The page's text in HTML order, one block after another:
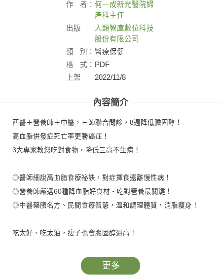
作 者： 何一成新光醫院婦
產科主任
出版
人類智庫數位科技
股份有限公司
類
別： 醫療保健
格
式： PDF
上架
2022/11/8
內容簡介
西醫＋營養師＋中醫，三師聯合問診，8週降低膽固醇！
高血脂併發症死亡率更勝癌症！
3大專家教您吃對食物，降低三高不生病！
◎醫師細說高血脂食療祕訣，對症擇食遠離慢性病！
◎營養師嚴選60種降血脂好食材‧吃對營養最關鍵！
◎中醫藥膳名方、民間食療智慧，溫和調理體質，消脂瘦身！
吃太好、吃太油，瘦子也會膽固醇過高！
◎膽固醇過高帶來全身文明病？
更多